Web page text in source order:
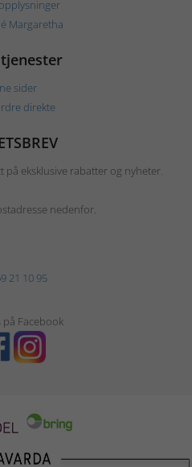
Margaretha
sider
direkte
eksklusive rabatter og nyheter.
nedenfor.
21 10 95
på Facebook